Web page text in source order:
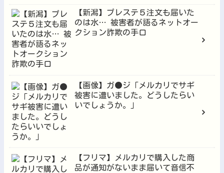
【新潟】プレステ５注文も届いた
のは水… 被害者が語るネットオー
クション詐欺の手口
【画像】ガ●ジ「メルカリでサギ
被害に遭いました。どうしたらい
いでしょうか。」
【フリマ】メルカリで購入した商
品が通知がないまま届いて音信不